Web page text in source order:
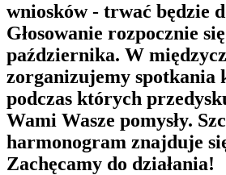
wniosków - trwać będzie
Głosowanie rozpocznie
października. W
zorganizujemy spotkania
podczas których
Wami Wasze pomysły.
harmonogram znajduje
Zachęcamy do działania!